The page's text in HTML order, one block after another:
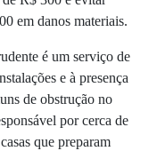
em danos materiais.
é um serviço de
e à presença
de obstrução no
por cerca de
que preparam